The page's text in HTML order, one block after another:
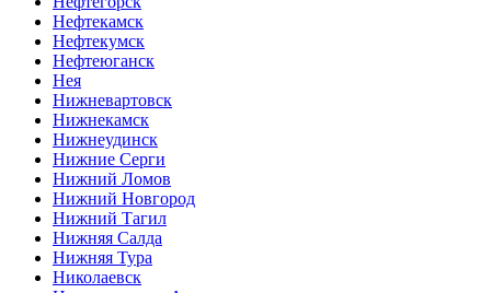
Нефтекамск
Нефтекумск
Нефтеюганск
Нея
Нижневартовск
Нижнекамск
Нижнеудинск
Нижние Серги
Нижний Ломов
Нижний Новгород
Нижний Тагил
Нижняя Салда
Нижняя Тура
Николаевск